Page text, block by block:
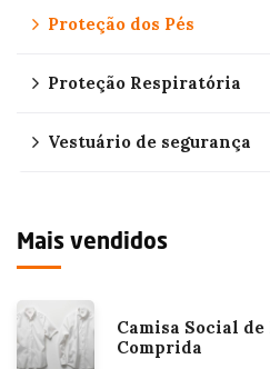
Proteção dos Pés
Proteção Respiratória
Vestuário de segurança
Mais vendidos
Camisa Social
Comprida